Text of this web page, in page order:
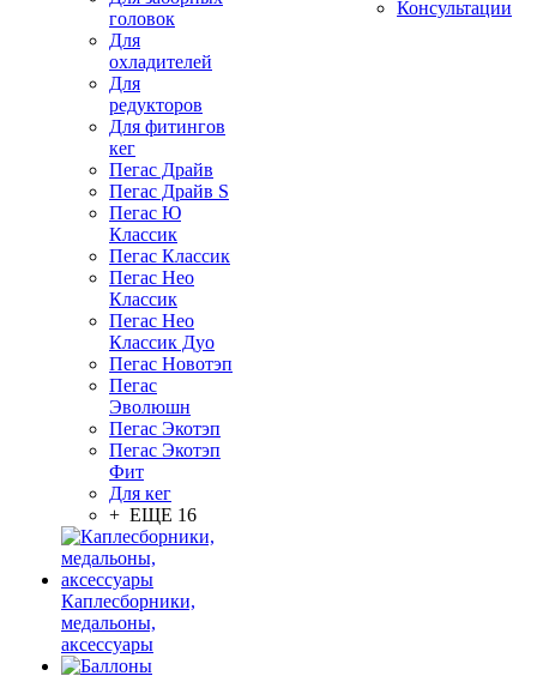
головок
Для
охладителей
Для
редукторов
Для фитингов
кег
Пегас Драйв
Пегас Драйв S
Пегас Ю
Классик
Пегас Классик
Пегас Нео
Классик
Пегас Нео
Классик Дуо
Пегас Новотэп
Пегас
Эволюшн
Пегас Экотэп
Пегас Экотэп
Фит
Для кег
+ ЕЩЕ 16
Каплесборники,
медальоны,
аксессуары
Консультации